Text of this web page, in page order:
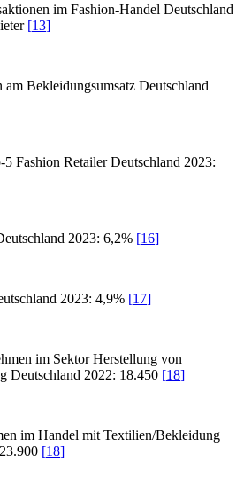
im Fashion-Handel Deutschland
[13]
Bekleidungsumsatz Deutschland
Fashion Retailer Deutschland 2023:
2023: 6,2% [16]
2023: 4,9% [17]
im Sektor Herstellung von
Deutschland 2022: 18.450 [18]
im Handel mit Textilien/Bekleidung
[18]